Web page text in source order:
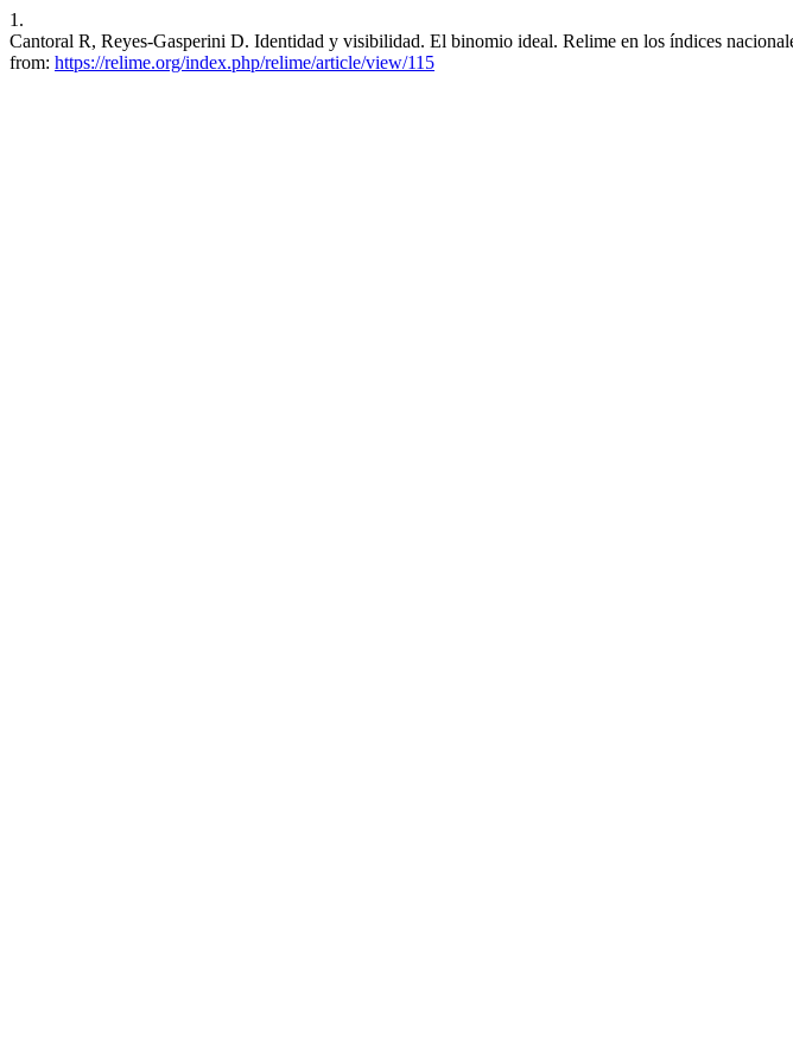
1.
Cantoral R, Reyes-Gasperini D. Identidad y visibilidad. El binomio ideal. Relime en los índices
from: https://relime.org/index.php/relime/article/view/115